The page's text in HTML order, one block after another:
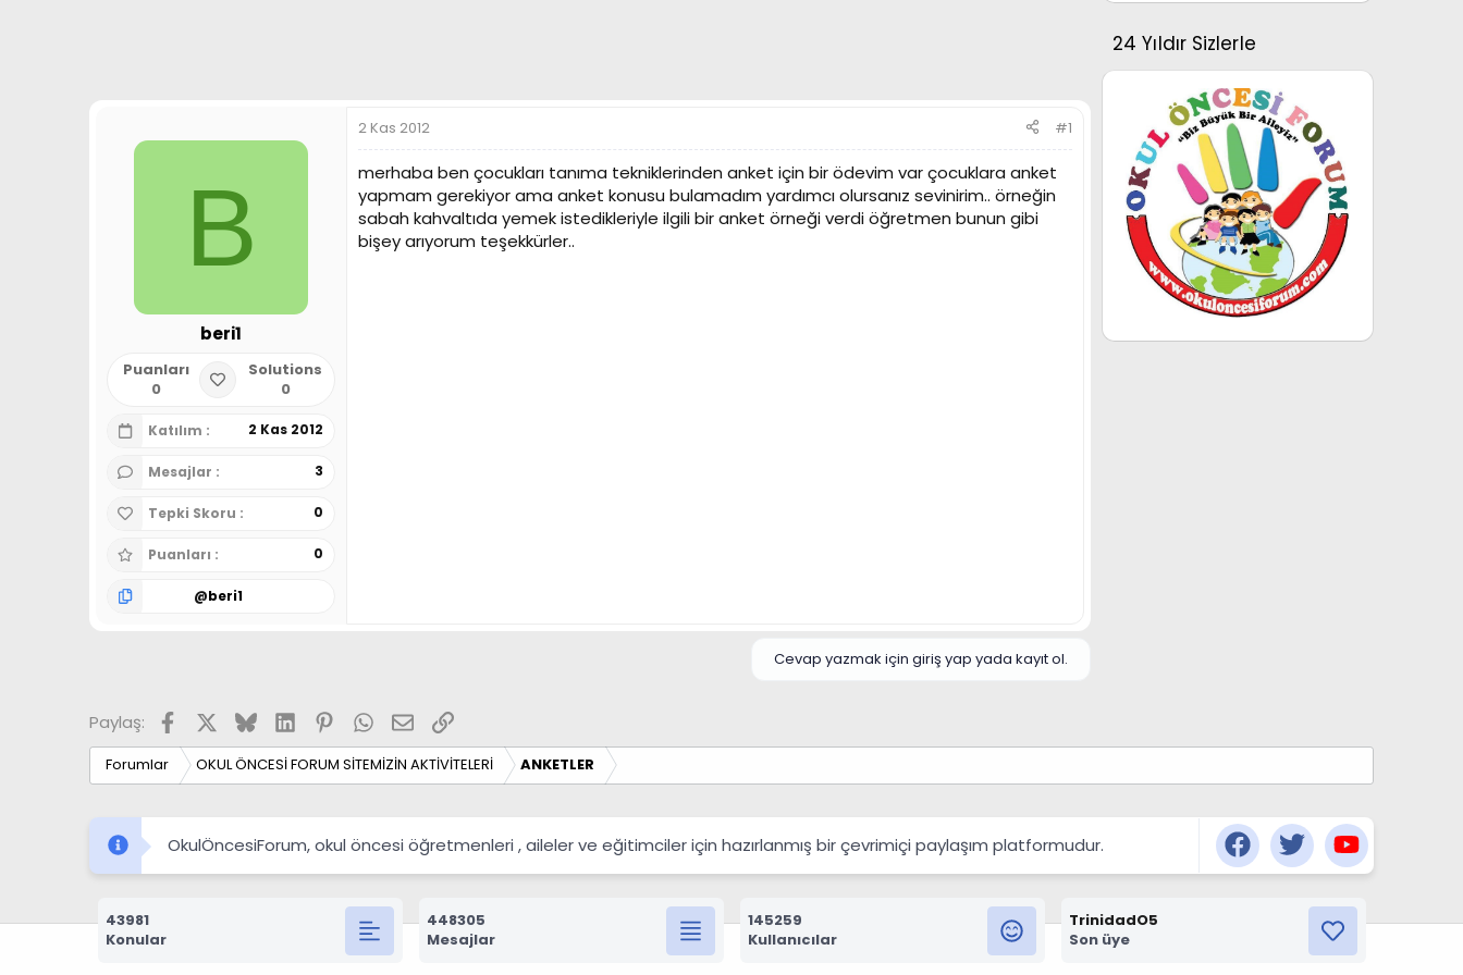
B
beri1
Puanları
0
Solutions
0
Katılım 2 Kas 2012
Mesajlar 3
Tepki Skoru 0
Puanları 0
@beri1
2 Kas 2012 #1
merhaba ben çocukları tanıma tekniklerinden anket için bir ödevim var çocuklara anket
yapmam gerekiyor ama anket konusu bulamadım yardımcı olursanız sevinirim.. örneğin
sabah kahvaltıda yemek istedikleriyle ilgili bir anket örneği verdi öğretmen bunun gibi
bişey arıyorum teşekkürler..
Cevap yazmak için giriş yap yada kayıt ol.
Paylaş: FacebookBlueskyLinkedInPinterest
WhatsApp
E-posta
Link
24 Yıldır Sizlerle
Forumlar OKUL ÖNCESİ FORUM SİTEMİZİN AKTİVİTELERİ ANKETLER
OkulÖncesiForum, okul öncesi öğretmenleri , aileler ve eğitimciler için hazırlanmış bir çevrimiçi paylaşım platformudur.
43981
Konular
448305
Mesajlar
145259
Kullanıcılar
TrinidadO5
Son üye